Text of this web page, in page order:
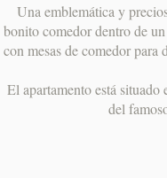
Una emblemática y
bonito comedor dentro de
con mesas de comedor
El apartamento está
del